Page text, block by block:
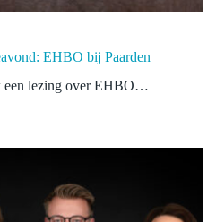
EHBO bij Paarden
een lezing over EHBO…